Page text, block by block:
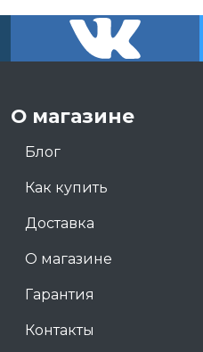
О магазине
Блог
Как купить
Доставка
О магазине
Гарантия
Контакты